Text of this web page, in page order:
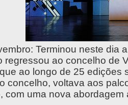
Terminou neste dia
regressou ao concelho de
ao longo de 25 edições
concelho, voltava aos
com uma nova